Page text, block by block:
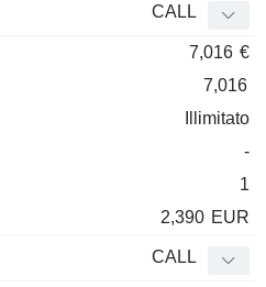
CALL
7,016 €
7,016
Illimitato
-
1
2,390 EUR
CALL